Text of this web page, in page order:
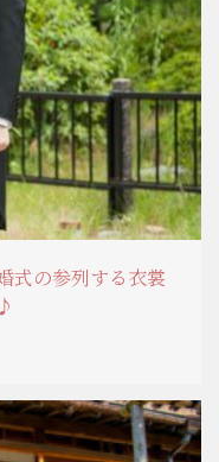
式の参列する衣裳